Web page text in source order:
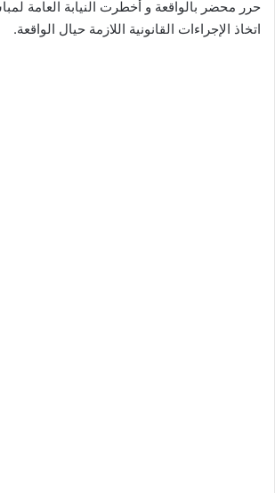
حرر محضر بالواقعة و أخطرت النيابة العامة
اتخاذ الإجراءات القانونية اللازمة حيال الواقعة.